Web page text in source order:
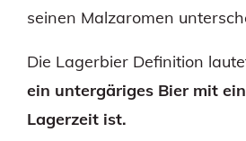
seinen Malzaromen
Die Lagerbier Definition
ein untergäriges Bier mit
Lagerzeit ist.